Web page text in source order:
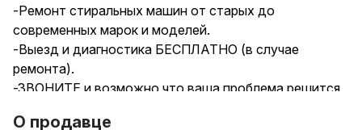
-Ремонт стиральных машин от старых до
современных марок и моделей.
-Выезд и диагностика БЕСПЛАТНО (в случае
ремонта).
-ЗВОНИТЕ и возможно что ваша проблема решится
-Необходимо уточнить стоимость ремонта?
О продавце